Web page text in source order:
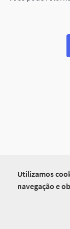
Utilizamos
navegação e